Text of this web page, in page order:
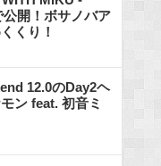
開！ボサノバア
くり！
12.0のDay2ヘ
ン feat. 初音ミ